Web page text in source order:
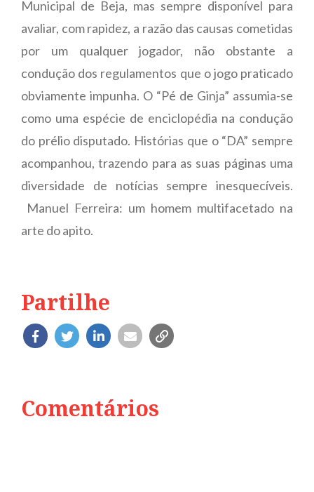
Municipal de Beja, mas sempre disponível para
avaliar, com rapidez, a razão das causas cometidas
por um qualquer jogador, não obstante a
condução dos regulamentos que o jogo praticado
obviamente impunha. O “Pé de Ginja” assumia-se
como uma espécie de enciclopédia na condução
do prélio disputado. Histórias que o “DA” sempre
acompanhou, trazendo para as suas páginas uma
diversidade de notícias sempre inesquecíveis.
Manuel Ferreira: um homem multifacetado na
arte do apito.
Partilhe
Comentários